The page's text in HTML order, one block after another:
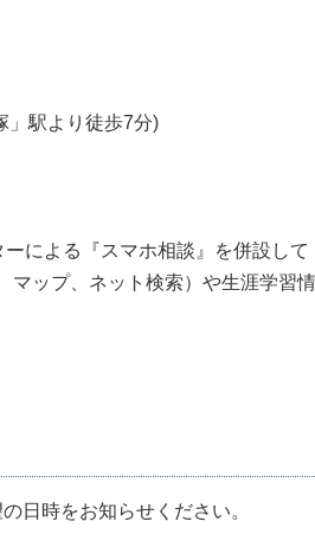
」駅より徒歩7分)
による『スマホ相談』を併設して
マップ、ネット検索）や生涯学習情
日時をお知らせください。